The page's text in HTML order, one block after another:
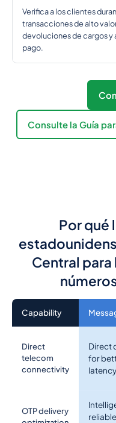
Verifica a los clientes
transacciones de alto
devoluciones de cargos y
pago.
Consulte la Guía
Por qué
Central
Capability
Direct
telecom
connectivity
Direct
for
OTP delivery